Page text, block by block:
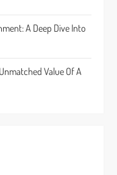
A Deep Dive Into
Value Of A